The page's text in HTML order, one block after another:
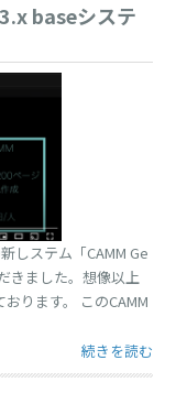
baseシステ
しステム「CAMM Ge
きました。想像以上
ります。 このCAMM
“chatGPTと
続きを読む